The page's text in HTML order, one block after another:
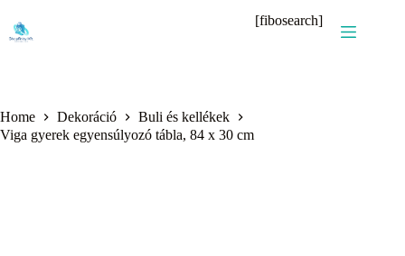
content
[fibosearch]
Home Dekoráció
Buli és kellékek
Viga gyerek egyensúlyozó tábla, 84 x 30 cm